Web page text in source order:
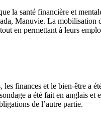
la santé financière et
Manuvie. La mobilisation
en permettant à leurs
les finances et le bien-être a
a été fait en anglais
de l’autre partie.